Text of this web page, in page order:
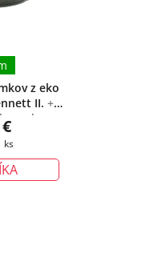
z eko
II. +
zadarmo
ks